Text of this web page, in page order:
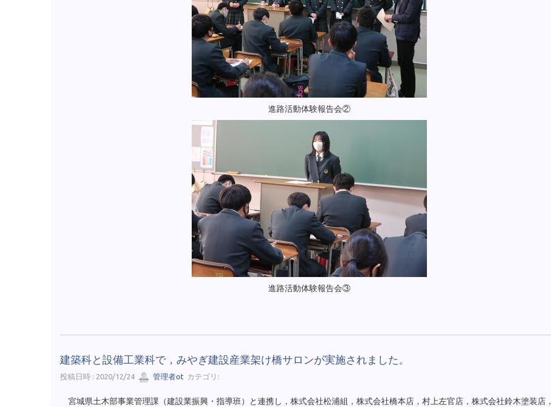
進路活動体験報告会②
進路活動体験報告会③
建築科と設備工業科で，みやぎ建設産業架け橋サロンが実施されました。
投稿日時 : 2020/12/24 管理者ot カテゴリ:
宮城県土木部事業管理課（建設業振興・指導班）と連携し，株式会社松浦組，株式会社橋本店，村上左官店，株式会社鈴木塗装店，